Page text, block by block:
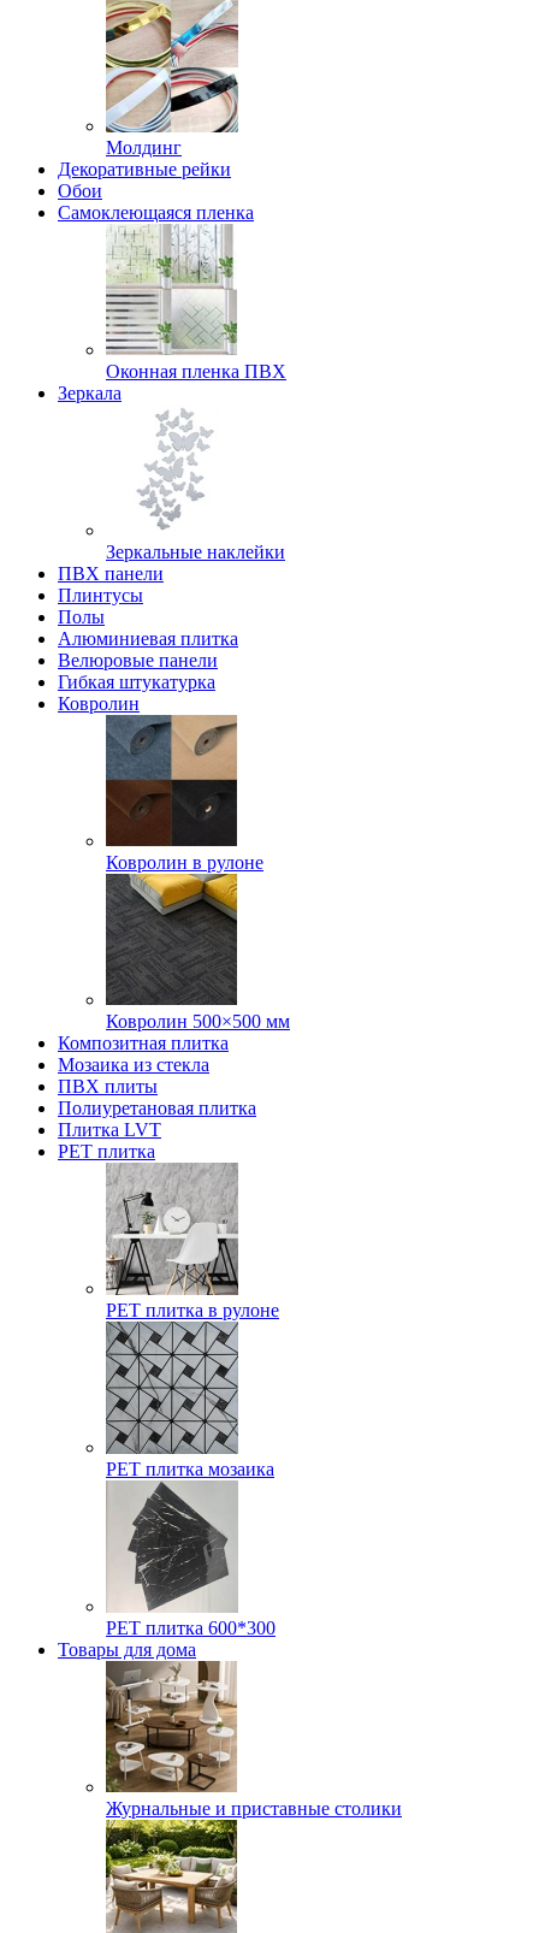
Молдинг
Декоративные рейки
Обои
Самоклеющаяся пленка
Оконная пленка ПВХ
Зеркала
Зеркальные наклейки
ПВХ панели
Плинтусы
Полы
Алюминиевая плитка
Велюровые панели
Гибкая штукатурка
Ковролин
Ковролин в рулоне
Ковролин 500×500 мм
Композитная плитка
Мозаика из стекла
ПВХ плиты
Полиуретановая плитка
Плитка LVT
РЕТ плитка
РЕТ плитка в рулоне
РЕТ плитка мозаика
РЕТ плитка 600*300
Товары для дома
Журнальные и приставные столики